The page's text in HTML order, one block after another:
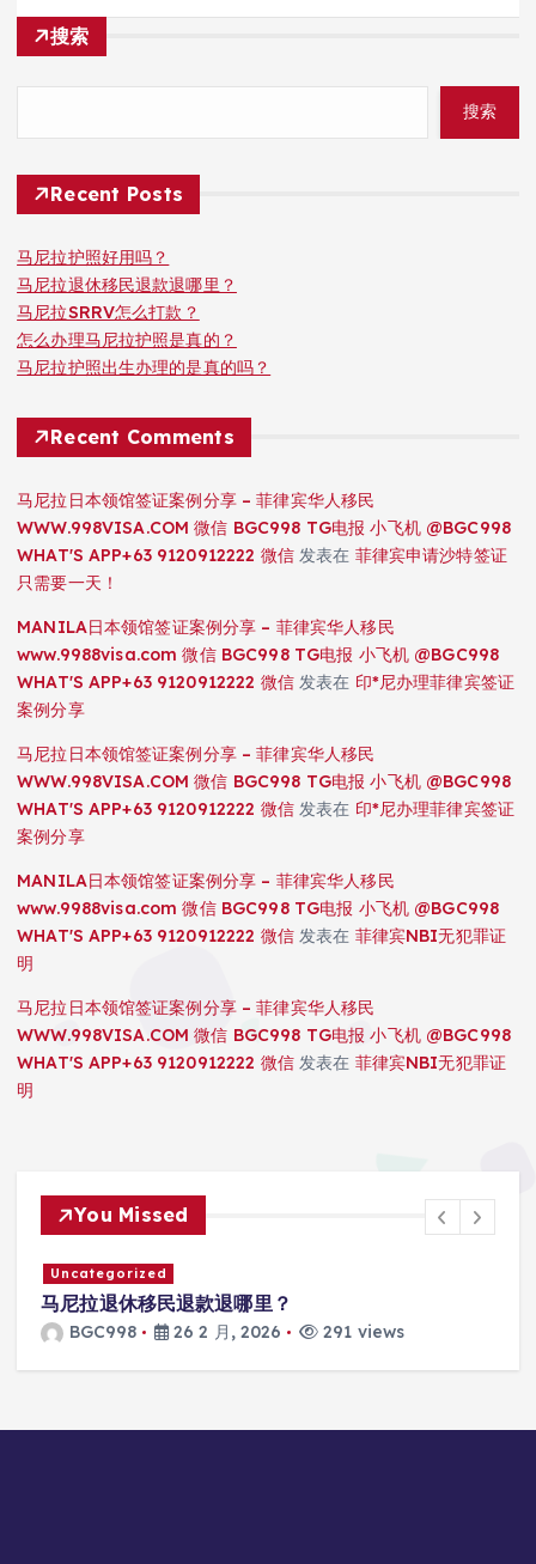
搜索
搜索
Recent Posts
马尼拉护照好用吗？
马尼拉退休移民退款退哪里？
马尼拉SRRV怎么打款？
怎么办理马尼拉护照是真的？
马尼拉护照出生办理的是真的吗？
Recent Comments
马尼拉日本领馆签证案例分享 – 菲律宾华人移民
WWW.998VISA.COM 微信 BGC998 TG电报 小飞机 @BGC998
WHAT'S APP+63 9120912222 微信发表在 菲律宾申请沙特签证
只需要一天！
MANILA日本领馆签证案例分享 – 菲律宾华人移民
www.9988visa.com 微信 BGC998 TG电报 小飞机 @BGC998
WHAT'S APP+63 9120912222 微信发表在 印*尼办理菲律宾签证
案例分享
马尼拉日本领馆签证案例分享 – 菲律宾华人移民
WWW.998VISA.COM 微信 BGC998 TG电报 小飞机 @BGC998
WHAT'S APP+63 9120912222 微信发表在 印*尼办理菲律宾签证
案例分享
MANILA日本领馆签证案例分享 – 菲律宾华人移民
www.9988visa.com 微信 BGC998 TG电报 小飞机 @BGC998
WHAT'S APP+63 9120912222 微信发表在 菲律宾NBI无犯罪证
明
马尼拉日本领馆签证案例分享 – 菲律宾华人移民
WWW.998VISA.COM 微信 BGC998 TG电报 小飞机 @BGC998
WHAT'S APP+63 9120912222 微信发表在 菲律宾NBI无犯罪证
明
You Missed
Uncategorized
马尼拉退休移民退款退哪里？
BGC998 26 2 月, 2026 291 views